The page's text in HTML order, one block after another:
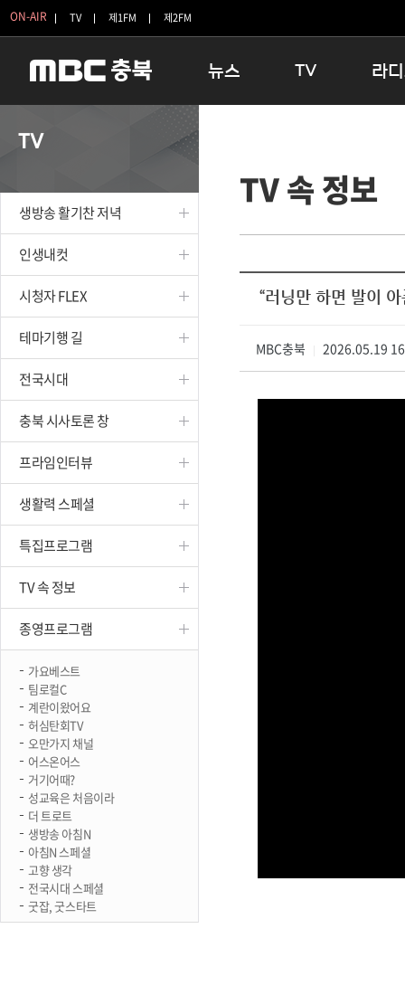
ON-AIR TV 제1FM 제2FM
뉴스
보은
옥천
TV
인생내컷
테마기행 길
시청자 FLEX
특집프로그램
종영프로그램
라
16:00 완
우리 고
TV
생방송 활기찬 저녁
인생내컷
시청자 FLEX
테마기행 길
전국시대
충북 시사토론 창
프라임인터뷰
생활력 스페셜
특집프로그램
TV 속 정보
종영프로그램
가요베스트
팀로컬C
계란이왔어요
허심탄회TV
오만가지 채널
어스온어스
거기어때?
성교육은 처음이라
더 트로트
생방송 아침N
아침N 스페셜
고향 생각
전국시대 스페셜
굿잡, 굿스타트
TV 속 정보
“러닝만 하면 발이
MBC충북 2026.05.19